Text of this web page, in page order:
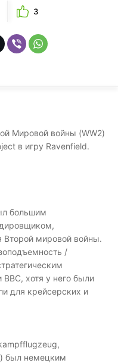
3
Мировой войны (WW2)
в игру Ravenfield.
большим
мировой войны.
/
хотя у него были
для крейсерских и
был немецким